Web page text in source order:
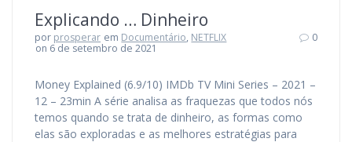
Explicando … Dinheiro
por prosperar em Documentário, NETFLIX
on 6 de setembro de 2021
0
Money Explained (6.9/10) IMDb TV Mini Series – 2021 –
12 – 23min A série analisa as fraquezas que todos nós
temos quando se trata de dinheiro, as formas como
elas são exploradas e as melhores estratégias para